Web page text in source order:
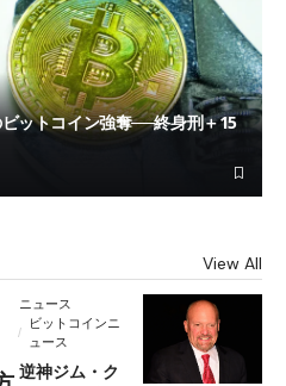
ットコイン強奪──終身刑＋15
View All
ニュース
ビットコインニ
ュース
逆神ジム・ク